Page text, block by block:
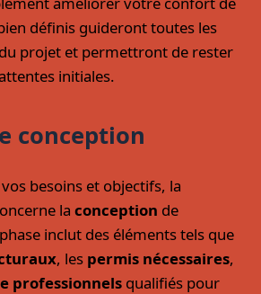
définis guideront toutes les
projet et permettront de rester
initiales.
conception
besoins et objectifs, la
la conception de
inclut des éléments tels que
, les permis nécessaires,
professionnels qualifiés pour